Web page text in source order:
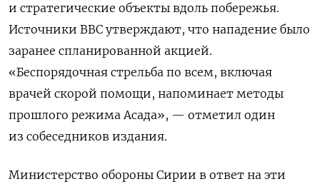
и стратегические объекты вдоль побережья.
Источники BBC утверждают, что нападение было
заранее спланированной акцией.
«Беспорядочная стрельба по всем, включая
врачей скорой помощи, напоминает методы
прошлого режима Асада», — отметил один
из собеседников издания.
Министерство обороны Сирии в ответ на эти